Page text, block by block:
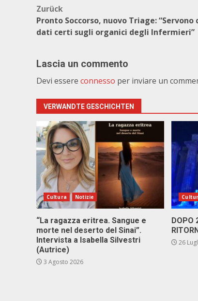
Beitragsnavigation
Zurück
Pronto Soccorso, nuovo Triage:
dati certi sugli organici degli Infermieri”
Lascia un commento
Devi essere connesso per inviare un
VERWANDTE GESCHICHTEN
Cultura Notizie
“La ragazza eritrea. Sangue e
morte nel deserto del Sinai”.
Intervista a Isabella Silvestri
(Autrice)
3 Agosto 2026
DOPO
26